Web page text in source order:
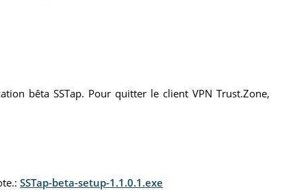
bêta SSTap. Pour quitter le client VPN Trust.Zone,
SSTap-beta-setup-1.1.0.1.exe